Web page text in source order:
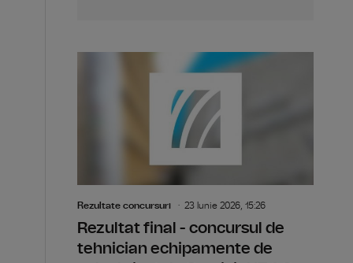
Rezultate concursuri 23 Iunie 2026, 15:26
Rezultat final - concursul de
tehnician echipamente de